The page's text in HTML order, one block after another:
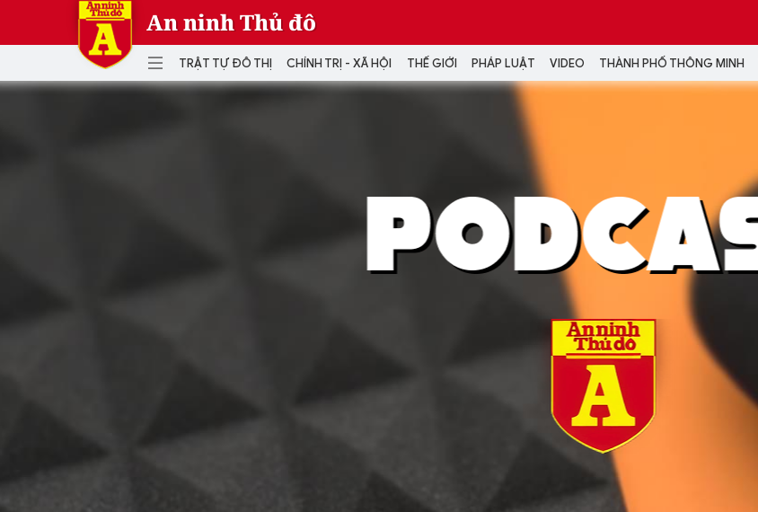
An ninh Thủ đô
TRẬT TỰ ĐÔ THỊ CHÍNH TRỊ - XÃ HỘI THẾ GIỚI PHÁP LUẬT VIDEO THÀNH PHỐ THÔNG MINH
PHÁP LUẬT
VĂN HÓA - GIẢI TRÍ
SỐNG Ở HÀ NỘI
CON ĐƯỜNG KHỞI NGHIỆP
PODCAST
ẢNH
LONGFORM
INFOGRAPHIC
LỊCH VẠN SỰ